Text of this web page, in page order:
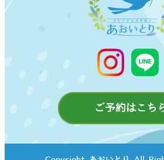
ご予約はこち